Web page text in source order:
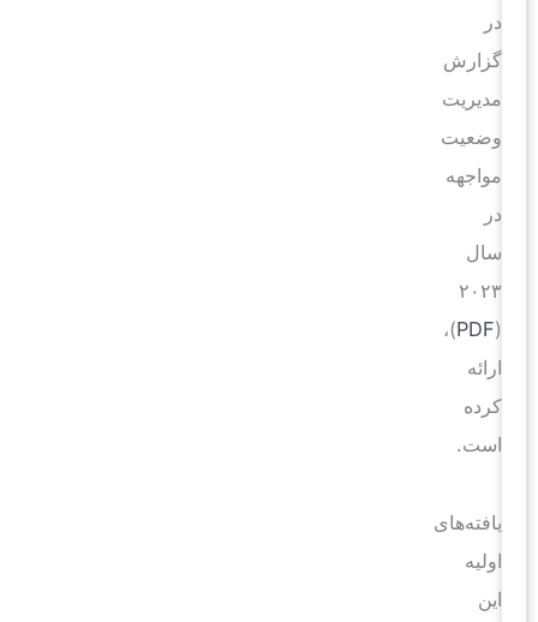
گزارش
مدیریت
وضعیت
مواجهه
سال
۲۰۲۳
PDF)،
ارائه
کرده
است.
یافته‌های
اولیه